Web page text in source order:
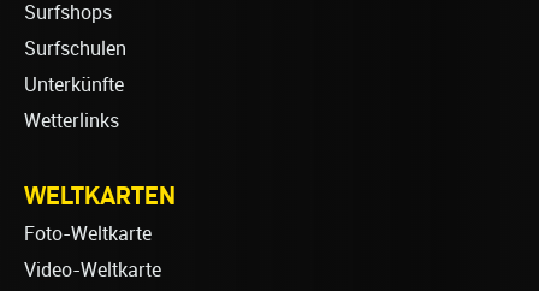
Surfshops
Surfschulen
Unterkünfte
Wetterlinks
WELTKARTEN
Foto-Weltkarte
Video-Weltkarte